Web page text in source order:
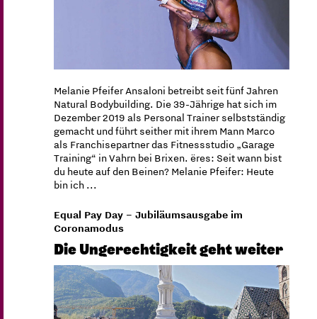
Melanie Pfeifer Ansaloni betreibt seit fünf Jahren
Natural Bodybuilding. Die 39-Jährige hat sich im
Dezember 2019 als Personal Trainer selbstständig
gemacht und führt seither mit ihrem Mann Marco
als Franchisepartner das Fitnessstudio „Garage
Training“ in Vahrn bei Brixen. ëres: Seit wann bist
du heute auf den Beinen? Melanie Pfeifer: Heute
bin ich ...
Equal Pay Day – Jubiläumsausgabe im
Coronamodus
Die Ungerechtigkeit geht weiter